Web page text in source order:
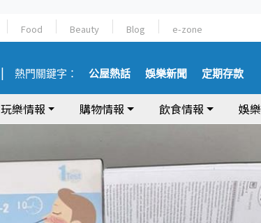
Food Beauty Blog e-zone
熱門關鍵字： 公屋熱話 娛樂新聞 定期存款
玩樂情報 購物情報 飲食情報 娛樂